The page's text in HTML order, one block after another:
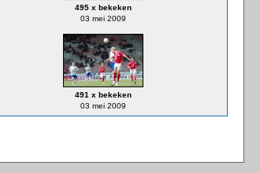
495 x bekeken
03 mei 2009
491 x bekeken
03 mei 2009